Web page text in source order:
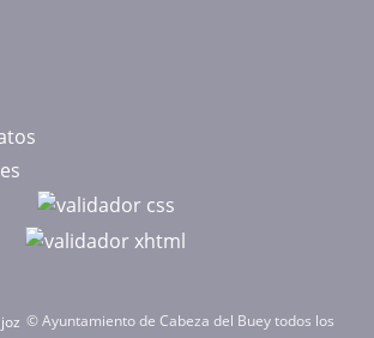
© Ayuntamiento de Cabeza del Buey todos los